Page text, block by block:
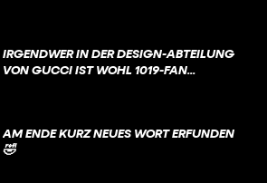
IRGENDWER IN DER DESIGN-ABTEILUNG
VON GUCCI IST WOHL 1019-FAN...
AM ENDE KURZ NEUES WORT ERFUNDEN
🤣